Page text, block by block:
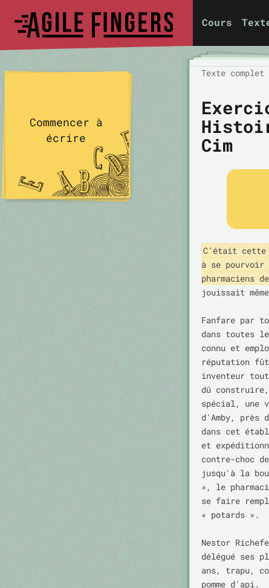
Cours
Texte
Cim
C'était cette
à se
pharmaciens
jouissait
Fanfare par
dans toutes
connu et
réputation
inventeur
dû
spécial, une
d'Amby, près
dans cet
et
contre-choc
jusqu'à la
», le
se faire
« potards ».
Nestor
délégué ses
ans, trapu,
pomme d'api.
Commencer à
écrire